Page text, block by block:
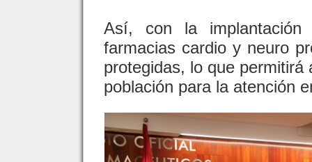
Así, con la
farmacias cardio y neuro
protegidas, lo que
población para la atención